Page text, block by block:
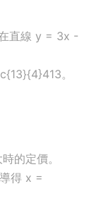
直線 y = 3x -
413。
的定價。
得 x =